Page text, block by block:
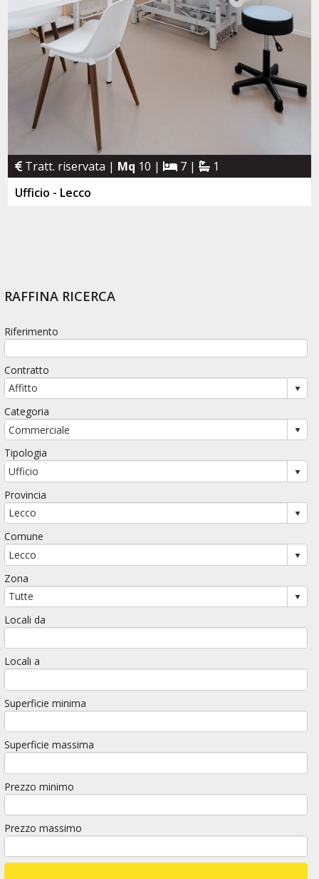
Tratt. riservata | Mq 10 | 7 |
1
Ufficio - Lecco
RAFFINA RICERCA
Riferimento
Contratto
Categoria
Tipologia
Provincia
Comune
Zona
Locali da
Locali a
Superficie minima
Superficie massima
Prezzo minimo
Prezzo massimo